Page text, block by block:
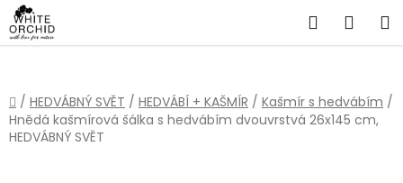
Přejít
na
obsah
Hledat
Domů
/ HEDVÁBNÝ SVĚT / HEDVÁBÍ + KAŠMÍR / Kašmír s hedvábím /
Hnědá kašmírová šálka s hedvábím dvouvrstvá 26x145 cm,
HEDVÁBNÝ SVĚT